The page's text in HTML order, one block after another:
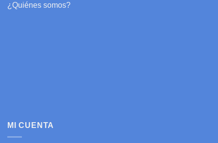
¿Quiénes somos?
MI CUENTA